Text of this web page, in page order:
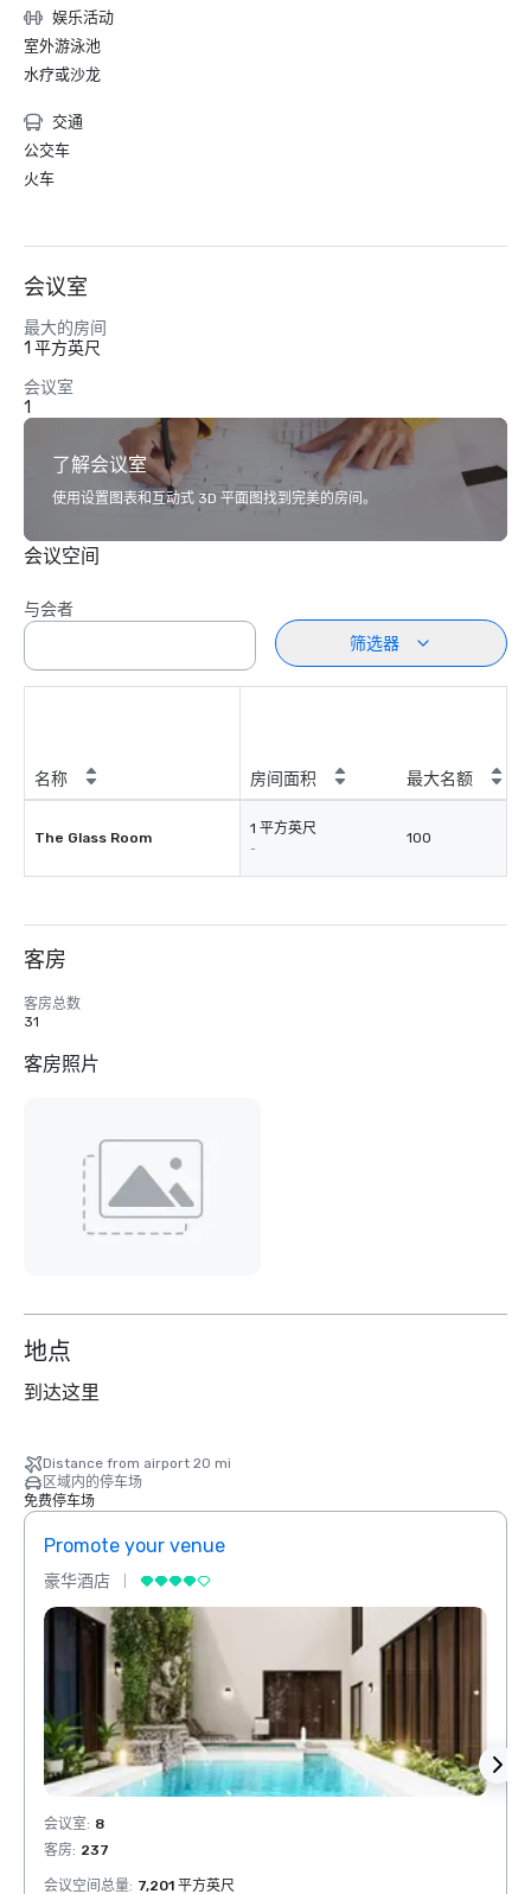
娱乐活动
室外游泳池
水疗或沙龙
交通
公交车
火车
会议室
最大的房间
1 平方英尺
会议室
1
了解会议室
使用设置图表和互动式 3D 平面图找到完美的房间。
会议空间
与会者
筛选器
名称 房间面积 最大名额
The Glass Room
1 平方英尺
-
100
客房
客房总数
31
客房照片
地点
到达这里
Distance from airport 20 mi
区域内的停车场
免费停车场
Promote your venue
豪华酒店
会议室: 8
客房: 237
会议空间总量: 7,201 平方英尺